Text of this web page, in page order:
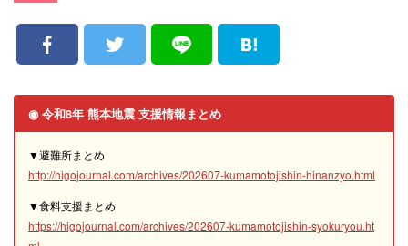
◉ 令和8年 熊本地震 支援情報まとめ
▼避難所まとめ
http://higojournal.com/archives/202607-kumamotojishin-hinanzyo.html
▼食料支援まとめ
https://higojournal.com/archives/202607-kumamotojishin-syokuryou.ht